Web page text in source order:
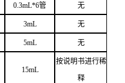
0.3mL*6管 无
3mL 无
5mL 无
15mL
按说明书进行稀
释